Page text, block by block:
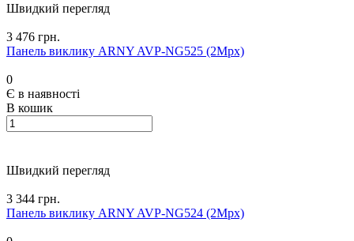
Швидкий перегляд
3 476 грн.
Панель виклику ARNY AVP-NG525 (2Mpx)
0
Є в наявності
В кошик
Швидкий перегляд
3 344 грн.
Панель виклику ARNY AVP-NG524 (2Mpx)